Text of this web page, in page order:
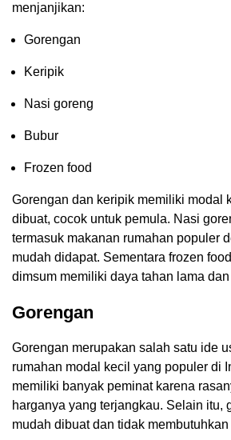
menjanjikan:
Gorengan
Keripik
Nasi goreng
Bubur
Frozen food
Gorengan dan keripik memiliki modal
dibuat, cocok untuk pemula. Nasi
termasuk makanan rumahan populer
mudah didapat. Sementara frozen
dimsum memiliki daya tahan lama
Gorengan
Gorengan merupakan salah satu ide
rumahan modal kecil yang populer di
memiliki banyak peminat karena
harganya yang terjangkau. Selain itu,
mudah dibuat dan tidak